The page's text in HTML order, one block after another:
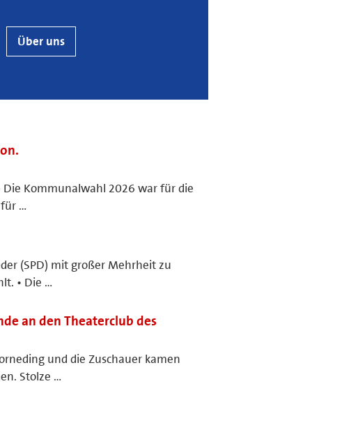
Über uns
Kommunalwahl 2026 war für die
für …
(SPD) mit großer Mehrheit zu
• Die …
an den Theaterclub des
und die Zuschauer kamen
Stolze …